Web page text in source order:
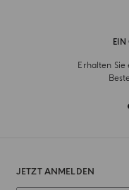
EIN
Erhalten Sie
JETZT ANMELDEN